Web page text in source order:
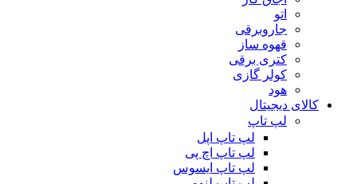
اتو
جاروبرقی
قهوه ساز
کتری برقی
کولر گازی
هود
کالای دیجیتال
لپ تاپ
لپ تاپ اپل
لپ تاپ اچ پی
لپ تاپ ایسوس